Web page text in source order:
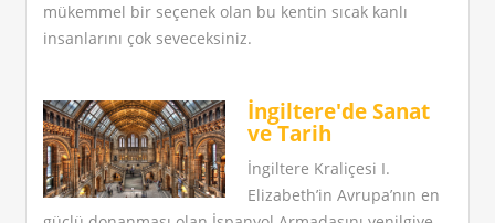
mükemmel bir seçenek olan bu kentin sıcak kanlı
insanlarını çok seveceksiniz.
İngiltere'de Sanat
ve Tarih
İngiltere Kraliçesi I.
Elizabeth’in Avrupa’nın en